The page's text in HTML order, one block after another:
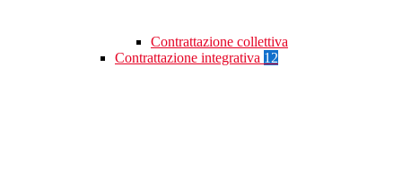
Contrattazione collettiva
Contrattazione integrativa 12